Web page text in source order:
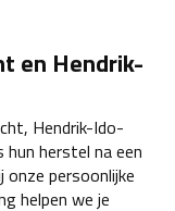
en Hendrik-
Hendrik-Ido-
hun herstel na een
persoonlijke
helpen we je